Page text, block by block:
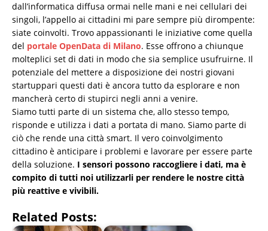
dall’informatica diffusa ormai nelle mani e nei cellulari dei
singoli, l’appello ai cittadini mi pare sempre più dirompente:
siate coinvolti. Trovo appassionanti le iniziative come quella
del portale OpenData di Milano. Esse offrono a chiunque
molteplici set di dati in modo che sia semplice usufruirne. Il
potenziale del mettere a disposizione dei nostri giovani
startuppari questi dati è ancora tutto da esplorare e non
mancherà certo di stupirci negli anni a venire.
Siamo tutti parte di un sistema che, allo stesso tempo,
risponde e utilizza i dati a portata di mano. Siamo parte di
ciò che rende una città smart. Il vero coinvolgimento
cittadino è anticipare i problemi e lavorare per essere parte
della soluzione. I sensori possono raccogliere i dati, ma è
compito di tutti noi utilizzarli per rendere le nostre città
più reattive e vivibili.
Related Posts: